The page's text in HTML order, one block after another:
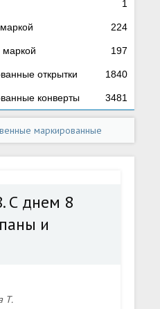
1
224
маркой 197
открытки 1840
конверты 3481
маркированные
8 Марта! Тюльпаны и
С днем 8
и
Т.